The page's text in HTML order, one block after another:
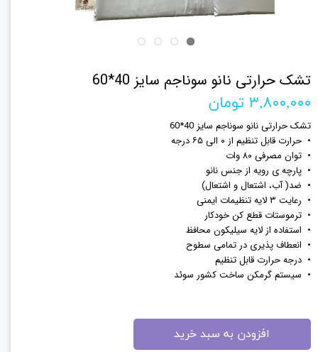
تشک حرارتی نانو سوناجم سایز 40*60
۳,۸۰۰,۰۰۰ تومان
تشک حرارتی نانو سوناجم سایز 40*60
• حرارت قابل تنظیم از ۰ الی ۶۵ درجه
• توان مصرفی ۸۰ وات
• پارچه ی رویه از جنس نانو
• ضد( آب، اشتعال و اشتعال)
• رعایت ۳ لایه تنظیمات ایمنی
• ترموستات قطع کن خودکار
• استفاده از لایه سیلیکون محافظ
• انعطاف پذیری در تمامی سطوح
• درجه حرارت قابل تنظیم
• سیستم گرمکن ساخت کشور سوئد
افزودن به سبد خرید